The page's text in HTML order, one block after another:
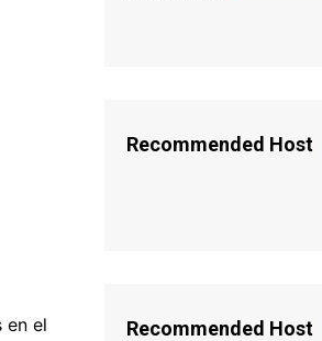
en el
Recommended Host
Recommended Host